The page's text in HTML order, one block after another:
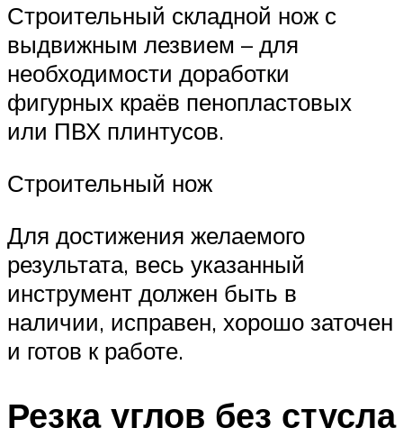
Строительный складной нож с
выдвижным лезвием – для
необходимости доработки
фигурных краёв пенопластовых
или ПВХ плинтусов.
Строительный нож
Для достижения желаемого
результата, весь указанный
инструмент должен быть в
наличии, исправен, хорошо заточен
и готов к работе.
Резка углов без стусла